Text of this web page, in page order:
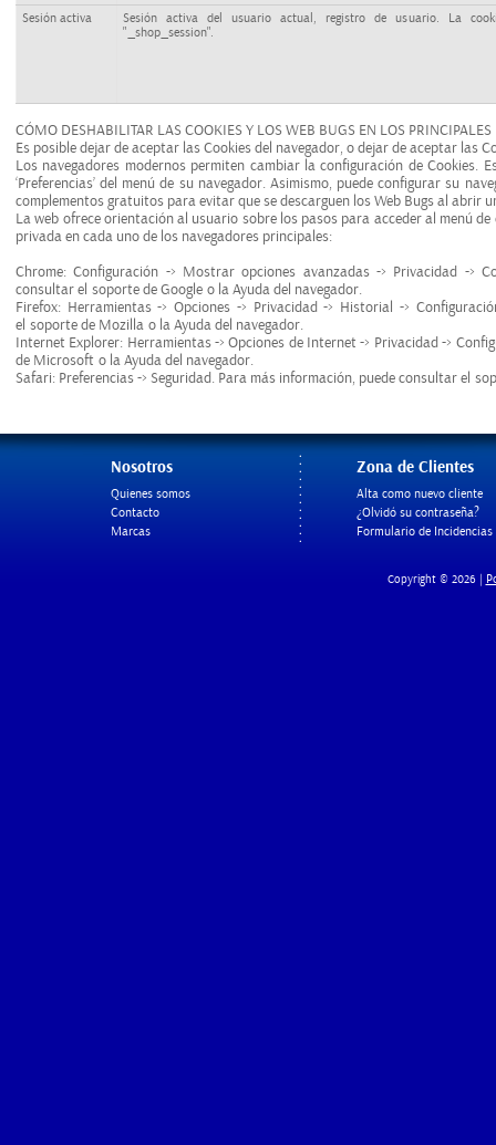
Sesión activa
Sesión activa del usuario actual, registro de usuario. La
"_shop_session".
CÓMO DESHABILITAR LAS COOKIES Y LOS WEB BUGS EN LOS PRINCIPALES
Es posible dejar de aceptar las Cookies del navegador, o dejar de aceptar las
Los navegadores modernos permiten cambiar la configuración de Cookies.
‘Preferencias’ del menú de su navegador. Asimismo, puede configurar su
complementos gratuitos para evitar que se descarguen los Web Bugs al abrir
La web ofrece orientación al usuario sobre los pasos para acceder al menú
privada en cada uno de los navegadores principales:
Chrome: Configuración -> Mostrar opciones avanzadas -> Privacidad ->
consultar el soporte de Google o la Ayuda del navegador.
Firefox: Herramientas -> Opciones -> Privacidad -> Historial ->
el soporte de Mozilla o la Ayuda del navegador.
Internet Explorer: Herramientas -> Opciones de Internet -> Privacidad ->
de Microsoft o la Ayuda del navegador.
Safari: Preferencias -> Seguridad. Para más información, puede consultar el
Nosotros
Quienes somos
Contacto
Marcas
Zona de Clientes
Alta como nuevo cliente
¿Olvidó su contraseña?
Formulario de Incidencias
Copyright © 2026 |